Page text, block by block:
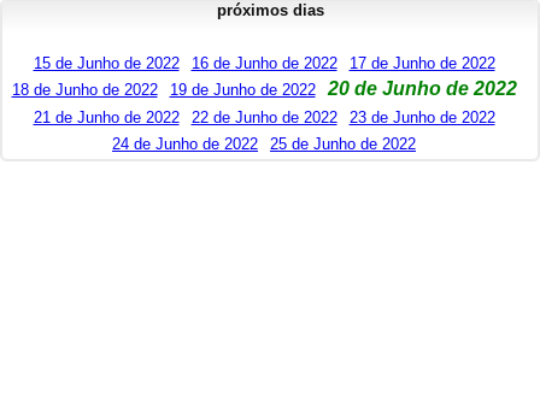
próximos dias
15 de Junho de 2022 16 de Junho de 2022
17 de Junho de 2022
18 de Junho de 2022
19 de Junho de 2022 20 de Junho de 2022
21 de Junho de 2022 22 de Junho de 2022
23 de Junho de 2022
24 de Junho de 2022
25 de Junho de 2022